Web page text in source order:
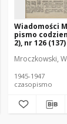
1971). Redaktor
Wiadomości
pismo
2), nr 126 (137)
Mroczkowski,
1945-1947
czasopismo